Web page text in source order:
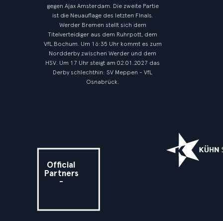
gegen Ajax Amsterdam. Die zweite Partie
ist die Neuauflage des letzten FInals.
Werder Bremen stellt sich dem
Titelverteidiger aus dem Ruhrpott, dem
VfL Bochum. Um 16:35 Uhr kommt es zum
Nordderby zwischen Werder und dem
HSV. Um 17 Uhr steigt am 02.01.2027 das
Derby schlechthin: SV Meppen - VfL
Osnabrück.
Official
Partners
-